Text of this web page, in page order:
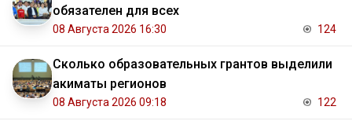
обязателен для всех
08 Августа 2026 16:30 124
Сколько образовательных грантов выделили
акиматы регионов
08 Августа 2026 09:18 122